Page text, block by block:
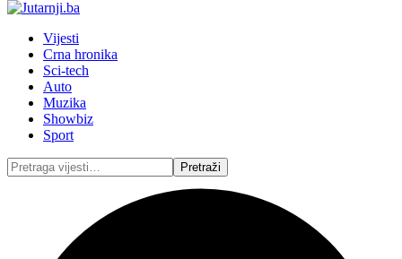
Vijesti
Crna hronika
Sci-tech
Auto
Muzika
Showbiz
Sport